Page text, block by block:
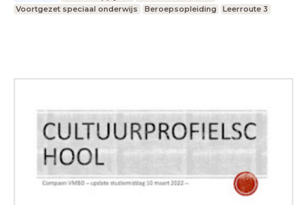
Voortgezet speciaal onderwijs
Beroepsopleiding Leerroute 3